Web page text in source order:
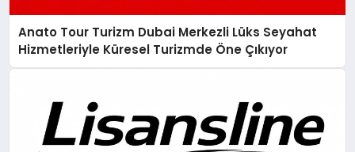
Anato Tour Turizm Dubai Merkezli Lüks Seyahat
Hizmetleriyle Küresel Turizmde Öne Çıkıyor